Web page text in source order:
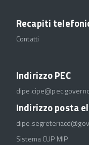
Recapiti
Contatti
Indirizzo PEC
Indirizzo posta
Sistema CUP MIP